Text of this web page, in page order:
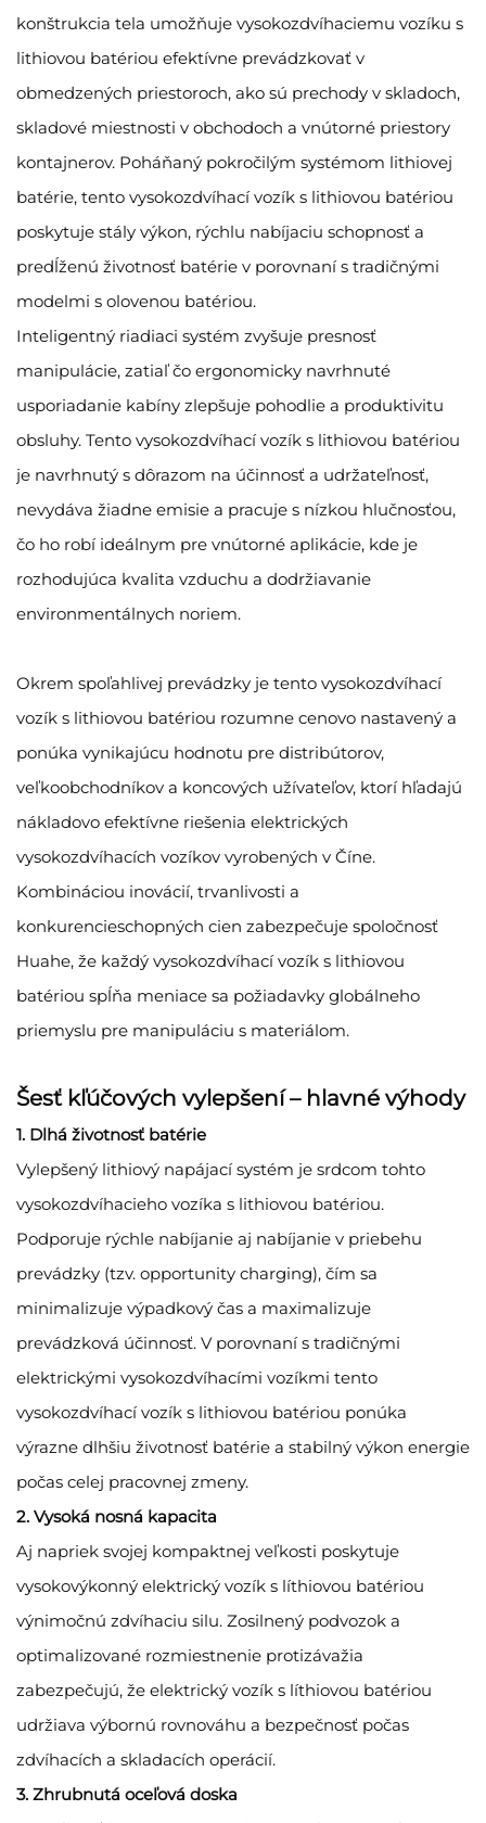
konštrukcia tela umožňuje vysokozdvíhaciemu vozíku s
lithiovou batériou efektívne prevádzkovať v
obmedzených priestoroch, ako sú prechody v skladoch,
skladové miestnosti v obchodoch a vnútorné priestory
kontajnerov. Poháňaný pokročilým systémom lithiovej
batérie, tento vysokozdvíhací vozík s lithiovou batériou
poskytuje stály výkon, rýchlu nabíjaciu schopnosť a
predĺženú životnosť batérie v porovnaní s tradičnými
modelmi s olovenou batériou.
Inteligentný riadiaci systém zvyšuje presnosť
manipulácie, zatiaľ čo ergonomicky navrhnuté
usporiadanie kabíny zlepšuje pohodlie a produktivitu
obsluhy. Tento vysokozdvíhací vozík s lithiovou batériou
je navrhnutý s dôrazom na účinnosť a udržateľnosť,
nevydáva žiadne emisie a pracuje s nízkou hlučnosťou,
čo ho robí ideálnym pre vnútorné aplikácie, kde je
rozhodujúca kvalita vzduchu a dodržiavanie
environmentálnych noriem.
Okrem spoľahlivej prevádzky je tento vysokozdvíhací
vozík s lithiovou batériou rozumne cenovo nastavený a
ponúka vynikajúcu hodnotu pre distribútorov,
veľkoobchodníkov a koncových užívateľov, ktorí hľadajú
nákladovo efektívne riešenia elektrických
vysokozdvíhacích vozíkov vyrobených v Číne.
Kombináciou inovácií, trvanlivosti a
konkurencieschopných cien zabezpečuje spoločnosť
Huahe, že každý vysokozdvíhací vozík s lithiovou
batériou spĺňa meniace sa požiadavky globálneho
priemyslu pre manipuláciu s materiálom.
Šesť kľúčových vylepšení – hlavné výhody
1. Dlhá životnosť batérie
Vylepšený lithiový napájací systém je srdcom tohto
vysokozdvíhacieho vozíka s lithiovou batériou.
Podporuje rýchle nabíjanie aj nabíjanie v priebehu
prevádzky (tzv. opportunity charging), čím sa
minimalizuje výpadkový čas a maximalizuje
prevádzková účinnosť. V porovnaní s tradičnými
elektrickými vysokozdvíhacími vozíkmi tento
vysokozdvíhací vozík s lithiovou batériou ponúka
výrazne dlhšiu životnosť batérie a stabilný výkon energie
počas celej pracovnej zmeny.
2. Vysoká nosná kapacita
Aj napriek svojej kompaktnej veľkosti poskytuje
vysokovýkonný elektrický vozík s líthiovou batériou
výnimočnú zdvíhaciu silu. Zosilnený podvozok a
optimalizované rozmiestnenie protizávažia
zabezpečujú, že elektrický vozík s líthiovou batériou
udržiava výbornú rovnováhu a bezpečnosť počas
zdvíhacích a skladacích operácií.
3. Zhrubnutá oceľová doska